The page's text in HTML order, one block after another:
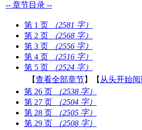
-- 章节目录 --
第 1 页
（2581 字）
第 2 页
（2568 字）
第 3 页
（2556 字）
第 4 页
（2516 字）
第 5 页
（2524 字）
【查看全部章节】【 从头开始
第 26 页
（2538 字）
第 27 页
（2504 字）
第 28 页
（2505 字）
第 29 页
（2508 字）